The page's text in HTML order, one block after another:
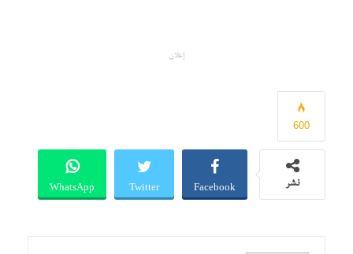
إعلان
600
نشر Facebook
Twitter
WhatsApp